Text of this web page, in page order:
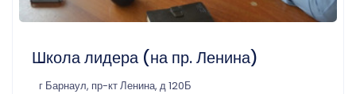
Школа лидера (на пр. Ленина)
г Барнаул, пр-кт Ленина, д 120Б